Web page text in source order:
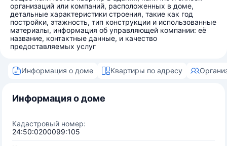
организаций или компаний, расположенных в доме,
детальные характеристики строения, такие как год
постройки, этажность, тип конструкции и использованные
материалы, информация об управляющей компании: её
название, контактные данные, и качество
предоставляемых услуг
Информация о доме Квартиры по адресу
Информация о доме
Кадастровый номер:
24:50:0200099:105